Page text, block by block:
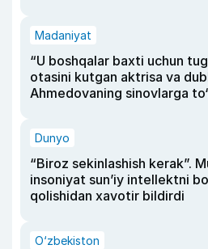
Madaniyat
“U boshqalar baxti uchun
otasini kutgan aktrisa va
Ahmedovaning sinovlarga
Dunyo
“Biroz sekinlashish kerak”.
insoniyat sun’iy intellektni
qolishidan xavotir bildirdi
O‘zbekiston